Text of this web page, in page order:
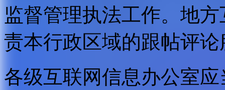
监督管理执法工作。地
责本行政区域的跟帖评
各级互联网信息办公室